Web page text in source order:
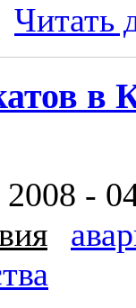
Читать
в
-